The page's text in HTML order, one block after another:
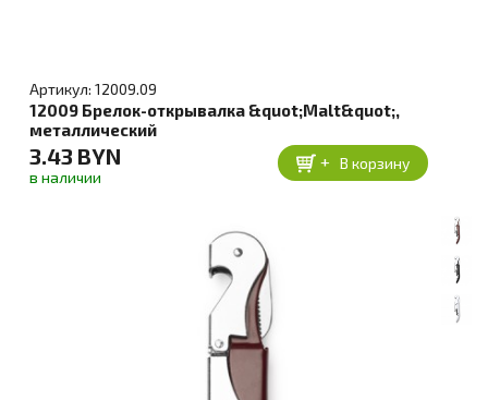
Артикул: 12009.09
12009 Брелок-открывалка &quot;Malt&quot;,
металлический
3.43 BYN
в наличии
+ В корзину